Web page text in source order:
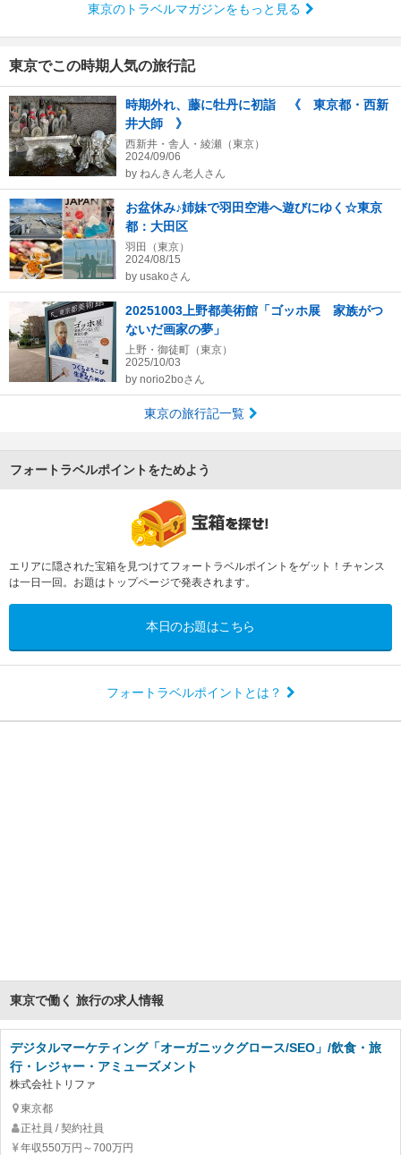
東京のトラベルマガジンをもっと見る
東京でこの時期人気の旅行記
時期外れ、藤に牡丹に初詣 《 東京都・西新
井大師 》
西新井・舎人・綾瀬（東京）
2024/09/06
by ねんきん老人さん
お盆休み♪姉妹で羽田空港へ遊びにゆく☆東京
都：大田区
羽田（東京）
2024/08/15
by usakoさん
20251003上野都美術館「ゴッホ展 家族がつ
ないだ画家の夢」
上野・御徒町（東京）
2025/10/03
by norio2boさん
東京の旅行記一覧
フォートラベルポイントをためよう
エリアに隠された宝箱を見つけてフォートラベルポイントをゲット！チャンス
は一日一回。お題はトップページで発表されます。
本日のお題はこちら
フォートラベルポイントとは？
東京で働く 旅行の求人情報
デジタルマーケティング「オーガニックグロース/SEO」/飲食・旅
行・レジャー・アミューズメント
株式会社トリファ
東京都
正社員 / 契約社員
年収550万円～700万円